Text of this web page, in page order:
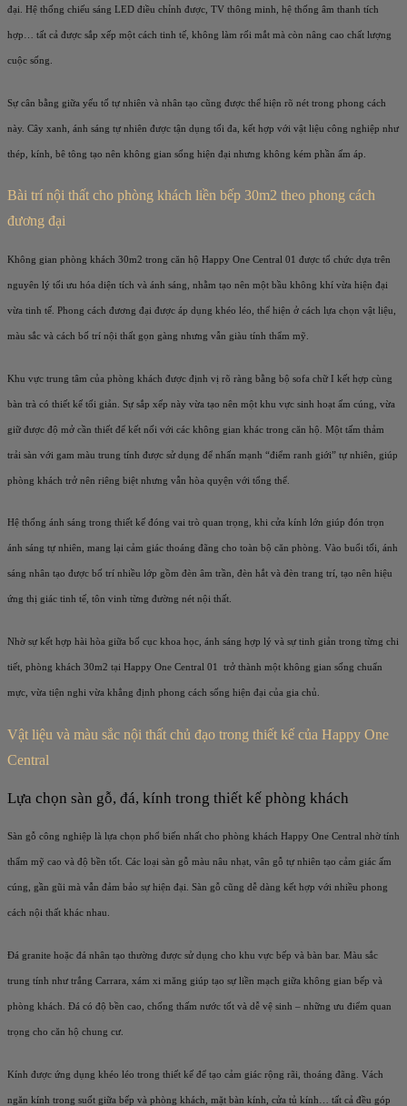
đại. Hệ thống chiếu sáng LED điều chỉnh được, TV thông minh, hệ thống âm thanh tích
hợp… tất cả được sắp xếp một cách tinh tế, không làm rối mắt mà còn nâng cao chất lượng
cuộc sống.
Sự cân bằng giữa yếu tố tự nhiên và nhân tạo cũng được thể hiện rõ nét trong phong cách
này. Cây xanh, ánh sáng tự nhiên được tận dụng tối đa, kết hợp với vật liệu công nghiệp như
thép, kính, bê tông tạo nên không gian sống hiện đại nhưng không kém phần ấm áp.
Bài trí nội thất cho phòng khách liền bếp 30m2 theo phong cách
đương đại
Không gian phòng khách 30m2 trong căn hộ Happy One Central 01 được tổ chức dựa trên
nguyên lý tối ưu hóa diện tích và ánh sáng, nhằm tạo nên một bầu không khí vừa hiện đại
vừa tinh tế. Phong cách đương đại được áp dụng khéo léo, thể hiện ở cách lựa chọn vật liệu,
màu sắc và cách bố trí nội thất gọn gàng nhưng vẫn giàu tính thẩm mỹ.
Khu vực trung tâm của phòng khách được định vị rõ ràng bằng bộ sofa chữ I kết hợp cùng
bàn trà có thiết kế tối giản. Sự sắp xếp này vừa tạo nên một khu vực sinh hoạt ấm cúng, vừa
giữ được độ mở cần thiết để kết nối với các không gian khác trong căn hộ. Một tấm thảm
trải sàn với gam màu trung tính được sử dụng để nhấn mạnh “điểm ranh giới” tự nhiên, giúp
phòng khách trở nên riêng biệt nhưng vẫn hòa quyện với tổng thể.
Hệ thống ánh sáng trong thiết kế đóng vai trò quan trọng, khi cửa kính lớn giúp đón trọn
ánh sáng tự nhiên, mang lại cảm giác thoáng đãng cho toàn bộ căn phòng. Vào buổi tối, ánh
sáng nhân tạo được bố trí nhiều lớp gồm đèn âm trần, đèn hắt và đèn trang trí, tạo nên hiệu
ứng thị giác tinh tế, tôn vinh từng đường nét nội thất.
Nhờ sự kết hợp hài hòa giữa bố cục khoa học, ánh sáng hợp lý và sự tinh giản trong từng chi
tiết, phòng khách 30m2 tại Happy One Central 01 trở thành một không gian sống chuẩn
mực, vừa tiện nghi vừa khẳng định phong cách sống hiện đại của gia chủ.
Vật liệu và màu sắc nội thất chủ đạo trong thiết kế của Happy One
Central
Lựa chọn sàn gỗ, đá, kính trong thiết kế phòng khách
Sàn gỗ công nghiệp là lựa chọn phổ biến nhất cho phòng khách Happy One Central nhờ tính
thẩm mỹ cao và độ bền tốt. Các loại sàn gỗ màu nâu nhạt, vân gỗ tự nhiên tạo cảm giác ấm
cúng, gần gũi mà vẫn đảm bảo sự hiện đại. Sàn gỗ cũng dễ dàng kết hợp với nhiều phong
cách nội thất khác nhau.
Đá granite hoặc đá nhân tạo thường được sử dụng cho khu vực bếp và bàn bar. Màu sắc
trung tính như trắng Carrara, xám xi măng giúp tạo sự liền mạch giữa không gian bếp và
phòng khách. Đá có độ bền cao, chống thấm nước tốt và dễ vệ sinh – những ưu điểm quan
trọng cho căn hộ chung cư.
Kính được ứng dụng khéo léo trong thiết kế để tạo cảm giác rộng rãi, thoáng đãng. Vách
ngăn kính trong suốt giữa bếp và phòng khách, mặt bàn kính, cửa tủ kính… tất cả đều góp